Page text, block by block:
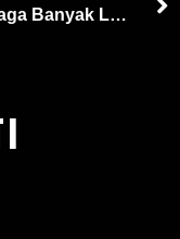
Lady Gaga Banyak Lakukan Hal Baru Demi Jadi Harley Quinn di Joker 2